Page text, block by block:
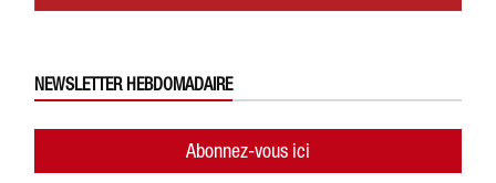
NEWSLETTER HEBDOMADAIRE
Abonnez-vous ici